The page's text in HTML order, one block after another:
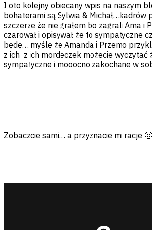
I oto kolejny obiecany wpis na naszym
bohaterami są Sylwia & Michał…kadrów
szczerze że nie grałem bo zagrali Ama i
czarował i opisywał że to sympatyczne
będę… myślę że Amanda i Przemo
z ich z ich mordeczek możecie wyczytać
sympatyczne i mooocno zakochane w
Zobaczcie sami… a przyznacie mi racje 🙂